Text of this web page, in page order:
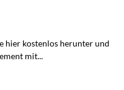
hier kostenlos herunter und
mit...